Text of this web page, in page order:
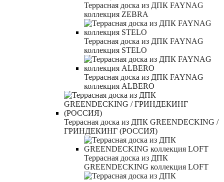
Террасная доска из ДПК FAYNAG
коллекция ZEBRA
Террасная доска из ДПК FAYNAG
коллекция STELO
Террасная доска из ДПК FAYNAG
коллекция ALBERO
Террасная доска из ДПК GREENDECKING /
ГРИНДЕКИНГ (РОССИЯ)
Террасная доска из ДПК
GREENDECKING коллекция LOFT